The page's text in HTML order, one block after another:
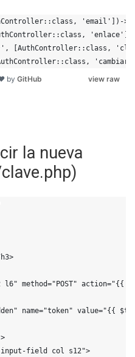
'email'])-
'enlace'])-
[AuthController::class,
view raw
by GitHub
la nueva
l6" method="POST" action="{{
name="token" value="{{
field col s12">